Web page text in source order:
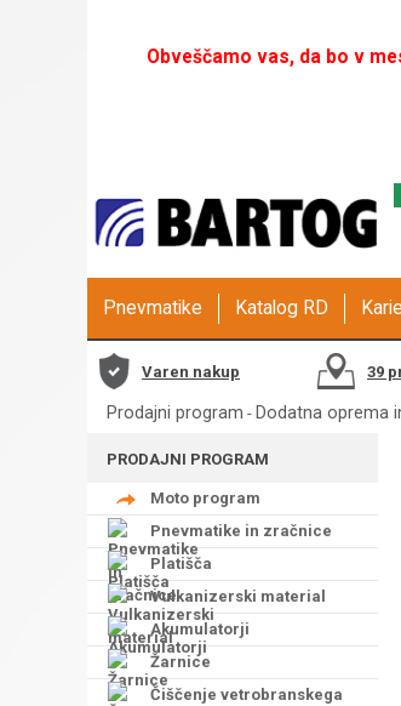
Obveščamo vas, da bo v
Pnevmatike Katalog RD
Varen nakup 39
Prodajni program - Dodatna oprema
PRODAJNI PROGRAM
Moto program
Pnevmatike in zračnice
Platišča
Vulkanizerski material
Akumulatorji
Žarnice
Čiščenje vetrobranskega